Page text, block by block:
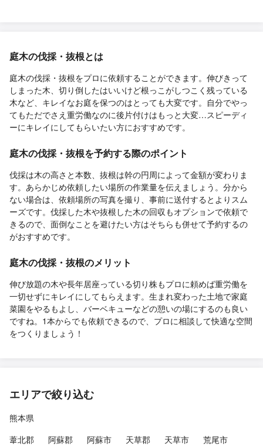
庭木の伐採・抜根とは
庭木の伐採・抜根をプロに依頼することができます。伸びきって
しまった木、切り倒したはいいけど根っこがしつこく残っている
木など、キレイなお庭を保つのはとっても大変です。自分でやっ
てもただでさえ重労働なのに後片付けはもっと大変…スピーディ
ーにキレイにしてもらいたい方におすすめです。
庭木の伐採・抜根を予約する際のポイント
伐採は木の高さと本数、抜根は幹の円周によって金額が変わりま
す。あらかじめ依頼したい場所の作業量を伝えましょう。分から
ない場合は、依頼場所の写真を撮り、事前に送付するとよりスム
ーズです。伐採した木や抜根した木の回収もオプションで依頼で
きるので、面倒なことを避けたい方はそちらも併せて予約するの
がおすすめです。
庭木の伐採・抜根のメリット
伸び放題の木や長年居座っている切り株もプロに頼めば重労働を
一切せずにキレイにしてもらえます。生まれ変わった土地で家庭
菜園をやるもよし、バーベキューなどの憩いの場にするのも良い
ですね。1本からでも依頼できるので、プロに相談して快適な空間
をつくりましょう！
エリアで絞り込む
熊本県
葦北郡
阿蘇郡 阿蘇市 天草郡 天草市 荒尾市